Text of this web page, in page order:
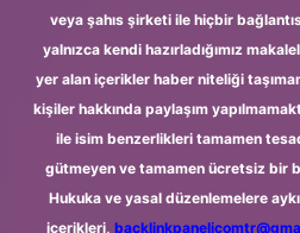
veya şahıs şirketi ile hiçbir
yalnızca kendi hazırladığımız
yer alan içerikler haber niteliği
kişiler hakkında paylaşım
ile isim benzerlikleri tamamen
gütmeyen ve tamamen ücretsiz bir
Hukuka ve yasal düzenlemelere
içerikleri,